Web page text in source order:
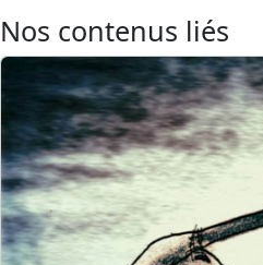
Nos contenus liés